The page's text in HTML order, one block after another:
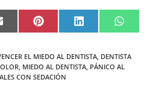
E
M
L
P
I
E
R
E
S
T
L
I
E
D
I
W
H
S
A
P
EL MIEDO AL DENTISTA DENTISTA
MIEDO AL DENTISTA PÁNICO AL
CON SEDACIÓN